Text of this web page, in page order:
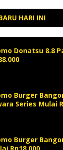
HARI INI
Donatsu 8.8
Burger
Series Mulai
Burger